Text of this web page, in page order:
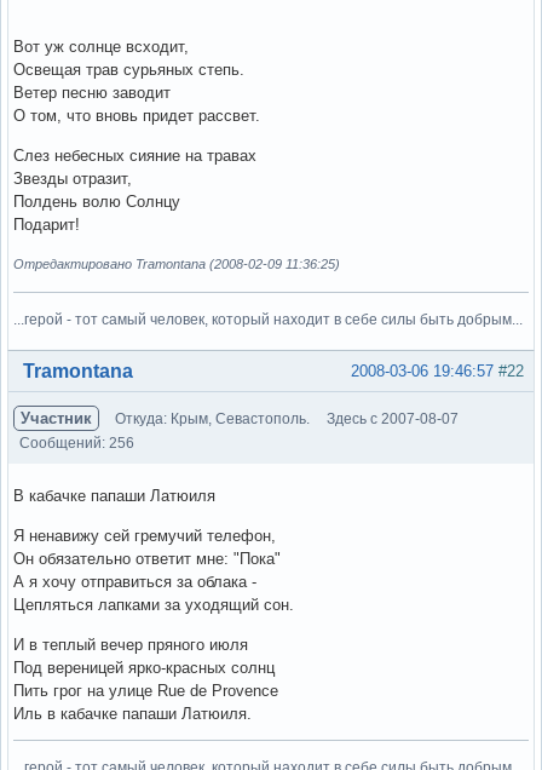
Вот уж солнце всходит,
Освещая трав сурьяных степь.
Ветер песню заводит
О том, что вновь придет рассвет.
Слез небесных сияние на травах
Звезды отразит,
Полдень волю Солнцу
Подарит!
Отредактировано Tramontana (2008-02-09 11:36:25)
...герой - тот самый человек, который находит в себе силы быть добрым...
Вне форума #22
2008-03-06 19:46:57
Tramontana
Участник Откуда: Крым, Севастополь.
Здесь с 2007-08-07
Сообщений: 256
В кабачке папаши Латюиля
Я ненавижу сей гремучий телефон,
Он обязательно ответит мне: "Пока"
А я хочу отправиться за облака -
Цепляться лапками за уходящий сон.
И в теплый вечер пряного июля
Под вереницей ярко-красных солнц
Пить грог на улице Rue de Provence
Иль в кабачке папаши Латюиля.